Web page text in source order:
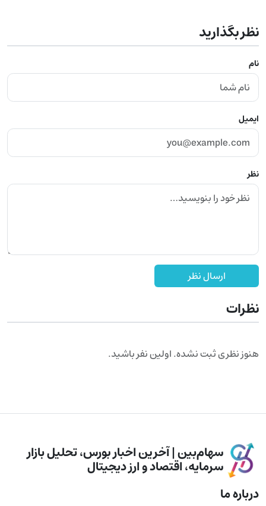
نظر بگذارید
نام
ایمیل
نظر
ارسال نظر
نظرات
هنوز نظری ثبت نشده. اولین نفر باشید.
سهام‌بین | آخرین اخبار بورس، تحلیل بازار
سرمایه، اقتصاد و ارز دیجیتال
درباره ما